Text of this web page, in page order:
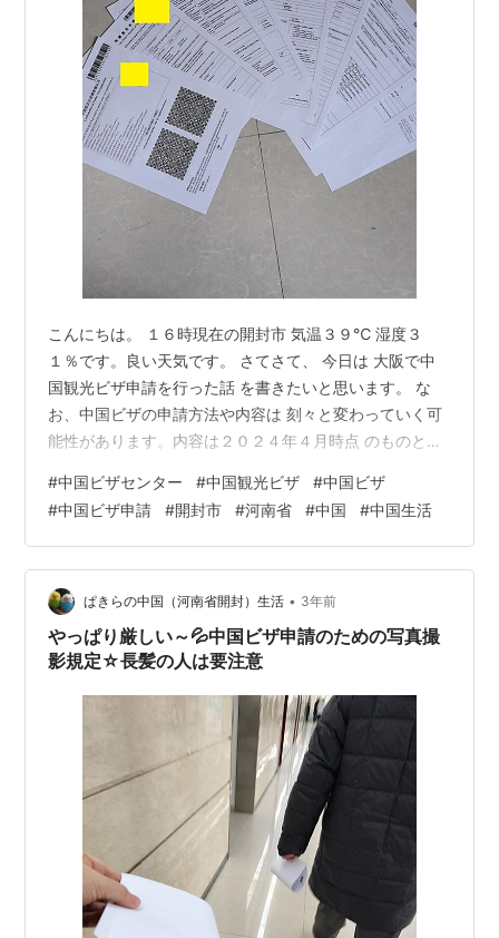
こんにちは。 １６時現在の開封市 気温３９℃ 湿度３
１％です。良い天気です。 さてさて、 今日は 大阪で中
国観光ビザ申請を行った話 を書きたいと思います。 な
お、中国ビザの申請方法や内容は 刻々と変わっていく可
能性があります。内容は２０２４年４月時点 のものとし
中国滞在にはビザ無しで行けるようになってほしいです
(*´▽｀*)
#中国ビザセンター #中国観光ビザ #中国ビザ
#中国ビザ申請 #開封市 #河南省 #中国 #中国生活
ぱきらの中国（河南省開封）生活 • 3年前
やっぱり厳しい～💦中国ビザ申請のための写真撮
影規定☆長髪の人は要注意